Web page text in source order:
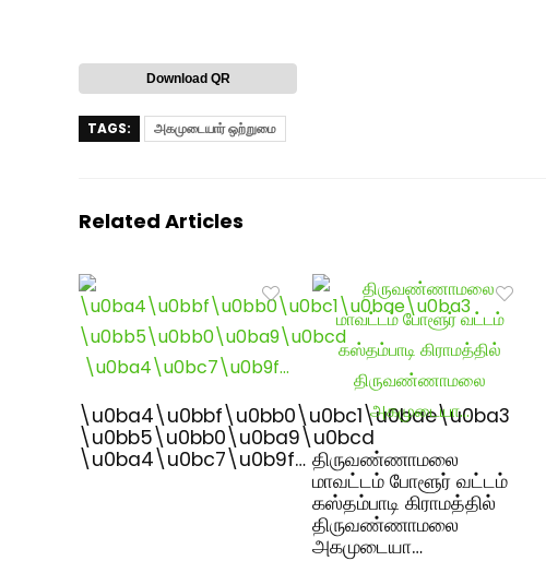
Download QR
TAGS: அகமுடையார் ஒற்றுமை
Related Articles
\u0ba4\u0bbf\u0bb0\u0bc1\u0bae\u0ba3
\u0bb5\u0bb0\u0ba9\u0bcd
\u0ba4\u0bc7\u0b9f… திருவண்ணாமலை
மாவட்டம் போளூர் வட்டம்
கஸ்தம்பாடி கிராமத்தில்
திருவண்ணாமலை
அகமுடையா…